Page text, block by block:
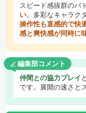
スピード感抜群のバ
い。多彩なキャラク
操作性も直感的で快
感と爽快感が同時に
編集部コメント
仲間との協力プレイ と
です。展開の速さと